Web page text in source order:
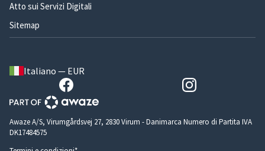
Atto sui Servizi Digitali
Sitemap
Italiano — EUR
Awaze A/S, Virumgårdsvej 27, 2830 Virum - Danimarca Numero di Partita IVA
DK17484575